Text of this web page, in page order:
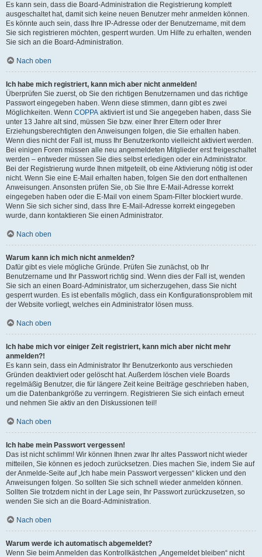
Es kann sein, dass die Board-Administration die Registrierung komplett
ausgeschaltet hat, damit sich keine neuen Benutzer mehr anmelden können.
Es könnte auch sein, dass Ihre IP-Adresse oder der Benutzername, mit dem
Sie sich registrieren möchten, gesperrt wurden. Um Hilfe zu erhalten, wenden
Sie sich an die Board-Administration.
Nach oben
Ich habe mich registriert, kann mich aber nicht anmelden!
Überprüfen Sie zuerst, ob Sie den richtigen Benutzernamen und das richtige
Passwort eingegeben haben. Wenn diese stimmen, dann gibt es zwei
Möglichkeiten. Wenn COPPA aktiviert ist und Sie angegeben haben, dass Sie
unter 13 Jahre alt sind, müssen Sie bzw. einer Ihrer Eltern oder Ihrer
Erziehungsberechtigten den Anweisungen folgen, die Sie erhalten haben.
Wenn dies nicht der Fall ist, muss Ihr Benutzerkonto vielleicht aktiviert werden.
Bei einigen Foren müssen alle neu angemeldeten Mitglieder erst freigeschaltet
werden – entweder müssen Sie dies selbst erledigen oder ein Administrator.
Bei der Registrierung wurde Ihnen mitgeteilt, ob eine Aktivierung nötig ist oder
nicht. Wenn Sie eine E-Mail erhalten haben, folgen Sie den dort enthaltenen
Anweisungen. Ansonsten prüfen Sie, ob Sie Ihre E-Mail-Adresse korrekt
eingegeben haben oder die E-Mail von einem Spam-Filter blockiert wurde.
Wenn Sie sich sicher sind, dass Ihre E-Mail-Adresse korrekt eingegeben
wurde, dann kontaktieren Sie einen Administrator.
Nach oben
Warum kann ich mich nicht anmelden?
Dafür gibt es viele mögliche Gründe. Prüfen Sie zunächst, ob Ihr
Benutzername und Ihr Passwort richtig sind. Wenn dies der Fall ist, wenden
Sie sich an einen Board-Administrator, um sicherzugehen, dass Sie nicht
gesperrt wurden. Es ist ebenfalls möglich, dass ein Konfigurationsproblem mit
der Website vorliegt, welches ein Administrator lösen muss.
Nach oben
Ich habe mich vor einiger Zeit registriert, kann mich aber nicht mehr
anmelden?!
Es kann sein, dass ein Administrator Ihr Benutzerkonto aus verschieden
Gründen deaktiviert oder gelöscht hat. Außerdem löschen viele Boards
regelmäßig Benutzer, die für längere Zeit keine Beiträge geschrieben haben,
um die Datenbankgröße zu verringern. Registrieren Sie sich einfach erneut
und nehmen Sie aktiv an den Diskussionen teil!
Nach oben
Ich habe mein Passwort vergessen!
Das ist nicht schlimm! Wir können Ihnen zwar Ihr altes Passwort nicht wieder
mitteilen, Sie können es jedoch zurücksetzen. Dies machen Sie, indem Sie auf
der Anmelde-Seite auf „Ich habe mein Passwort vergessen“ klicken und den
Anweisungen folgen. So sollten Sie sich schnell wieder anmelden können.
Sollten Sie trotzdem nicht in der Lage sein, Ihr Passwort zurückzusetzen, so
wenden Sie sich an die Board-Administration.
Nach oben
Warum werde ich automatisch abgemeldet?
Wenn Sie beim Anmelden das Kontrollkästchen „Angemeldet bleiben“ nicht